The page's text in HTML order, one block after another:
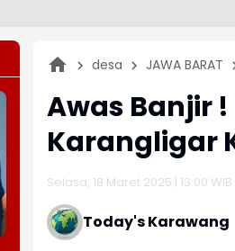
desa JAWA BARAT
Awas Banjir
Karangligar
Selasa, 18 Maret 2025 | 13:00 WIB
Today's Karawang